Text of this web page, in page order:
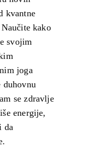
kvantne
kako
svojim
joga
duhovnu
se zdravlje
energije,
da